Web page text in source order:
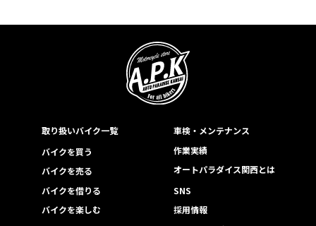
取り扱いバイク一覧
バイクを買う
バイクを売る
バイクを借りる
バイクを楽しむ
車検・メンテナンス
作業実績
オートパラダイス関西とは
SNS
採用情報